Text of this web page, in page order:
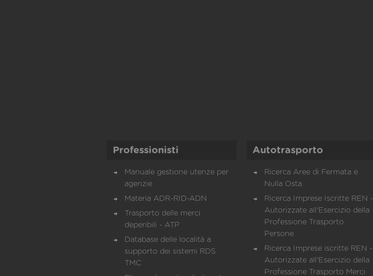
Professionisti
Manuale gestione utenze per
agenzie
Materia ADR-RID-ADN
Trasporto delle merci
deperibili - ATP
Database delle località a
supporto dei sistemi RDS
TMC
Autotrasporto
Ricerca Aree di Fermata e
Nulla Osta
Ricerca Imprese Iscritte REN -
Autorizzate all'Esercizio della
Professione Trasporto
Persone
Ricerca Imprese iscritte REN -
Autorizzate all'Esercizio della
Professione Trasporto Merci